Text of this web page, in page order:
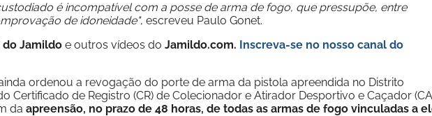
é incompatível com a posse de arma de fogo, que pressupõe, entre
de idoneidade", escreveu Paulo Gonet.
do Jamildo e outros vídeos do Jamildo.com. Inscreva-se no nosso canal do
ordenou a revogação do porte de arma da pistola apreendida no Distrito
Certificado de Registro (CR) de Colecionador e Atirador Desportivo e Caçador
da apreensão, no prazo de 48 horas, de todas as armas de fogo vinculadas a